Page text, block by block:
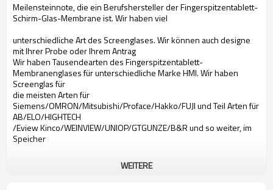
Meilensteinnote, die ein Berufshersteller der Fingerspitzentablett-
Schirm-Glas-Membrane ist. Wir haben viel
unterschiedliche Art des Screenglases. Wir können auch designe
mit Ihrer Probe oder Ihrem Antrag
Wir haben Tausendearten des Fingerspitzentablett-
Membranenglases für unterschiedliche Marke HMI. Wir haben
Screenglas für
die meisten Arten für
Siemens/OMRON/Mitsubishi/Proface/Hakko/FUJI und Teil Arten für
AB/ELO/HIGHTECH
/Eview Kinco/WEINVIEW/UNIOP/GTGUNZE/B&R und so weiter, im
Speicher
A951GOT-LBD NotenmembraneWEITERE